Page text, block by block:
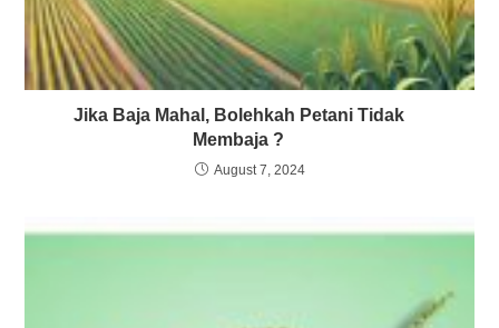
Jika Baja Mahal, Bolehkah Petani Tidak
Membaja ?
August 7, 2024